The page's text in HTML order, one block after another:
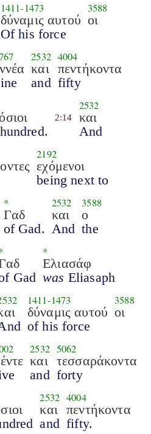
1411-1473
δύναμις αυτού
Of his force
3588
οι
2532
και
and
4004
πεντήκοντα
fifty
2:14
2532
και
And
2192
εχόμενοι
being next to
*
Γαδ
of Gad.
2532
και
And
3588
ο
the
Gad
*
Ελιασάφ
was Eliasaph
1411-1473
δύναμις αυτού
of his force
3588
οι
2532
και
and
5062
τεσσαράκοντα
forty
2532
και
and
4004
πεντήκοντα
fifty.